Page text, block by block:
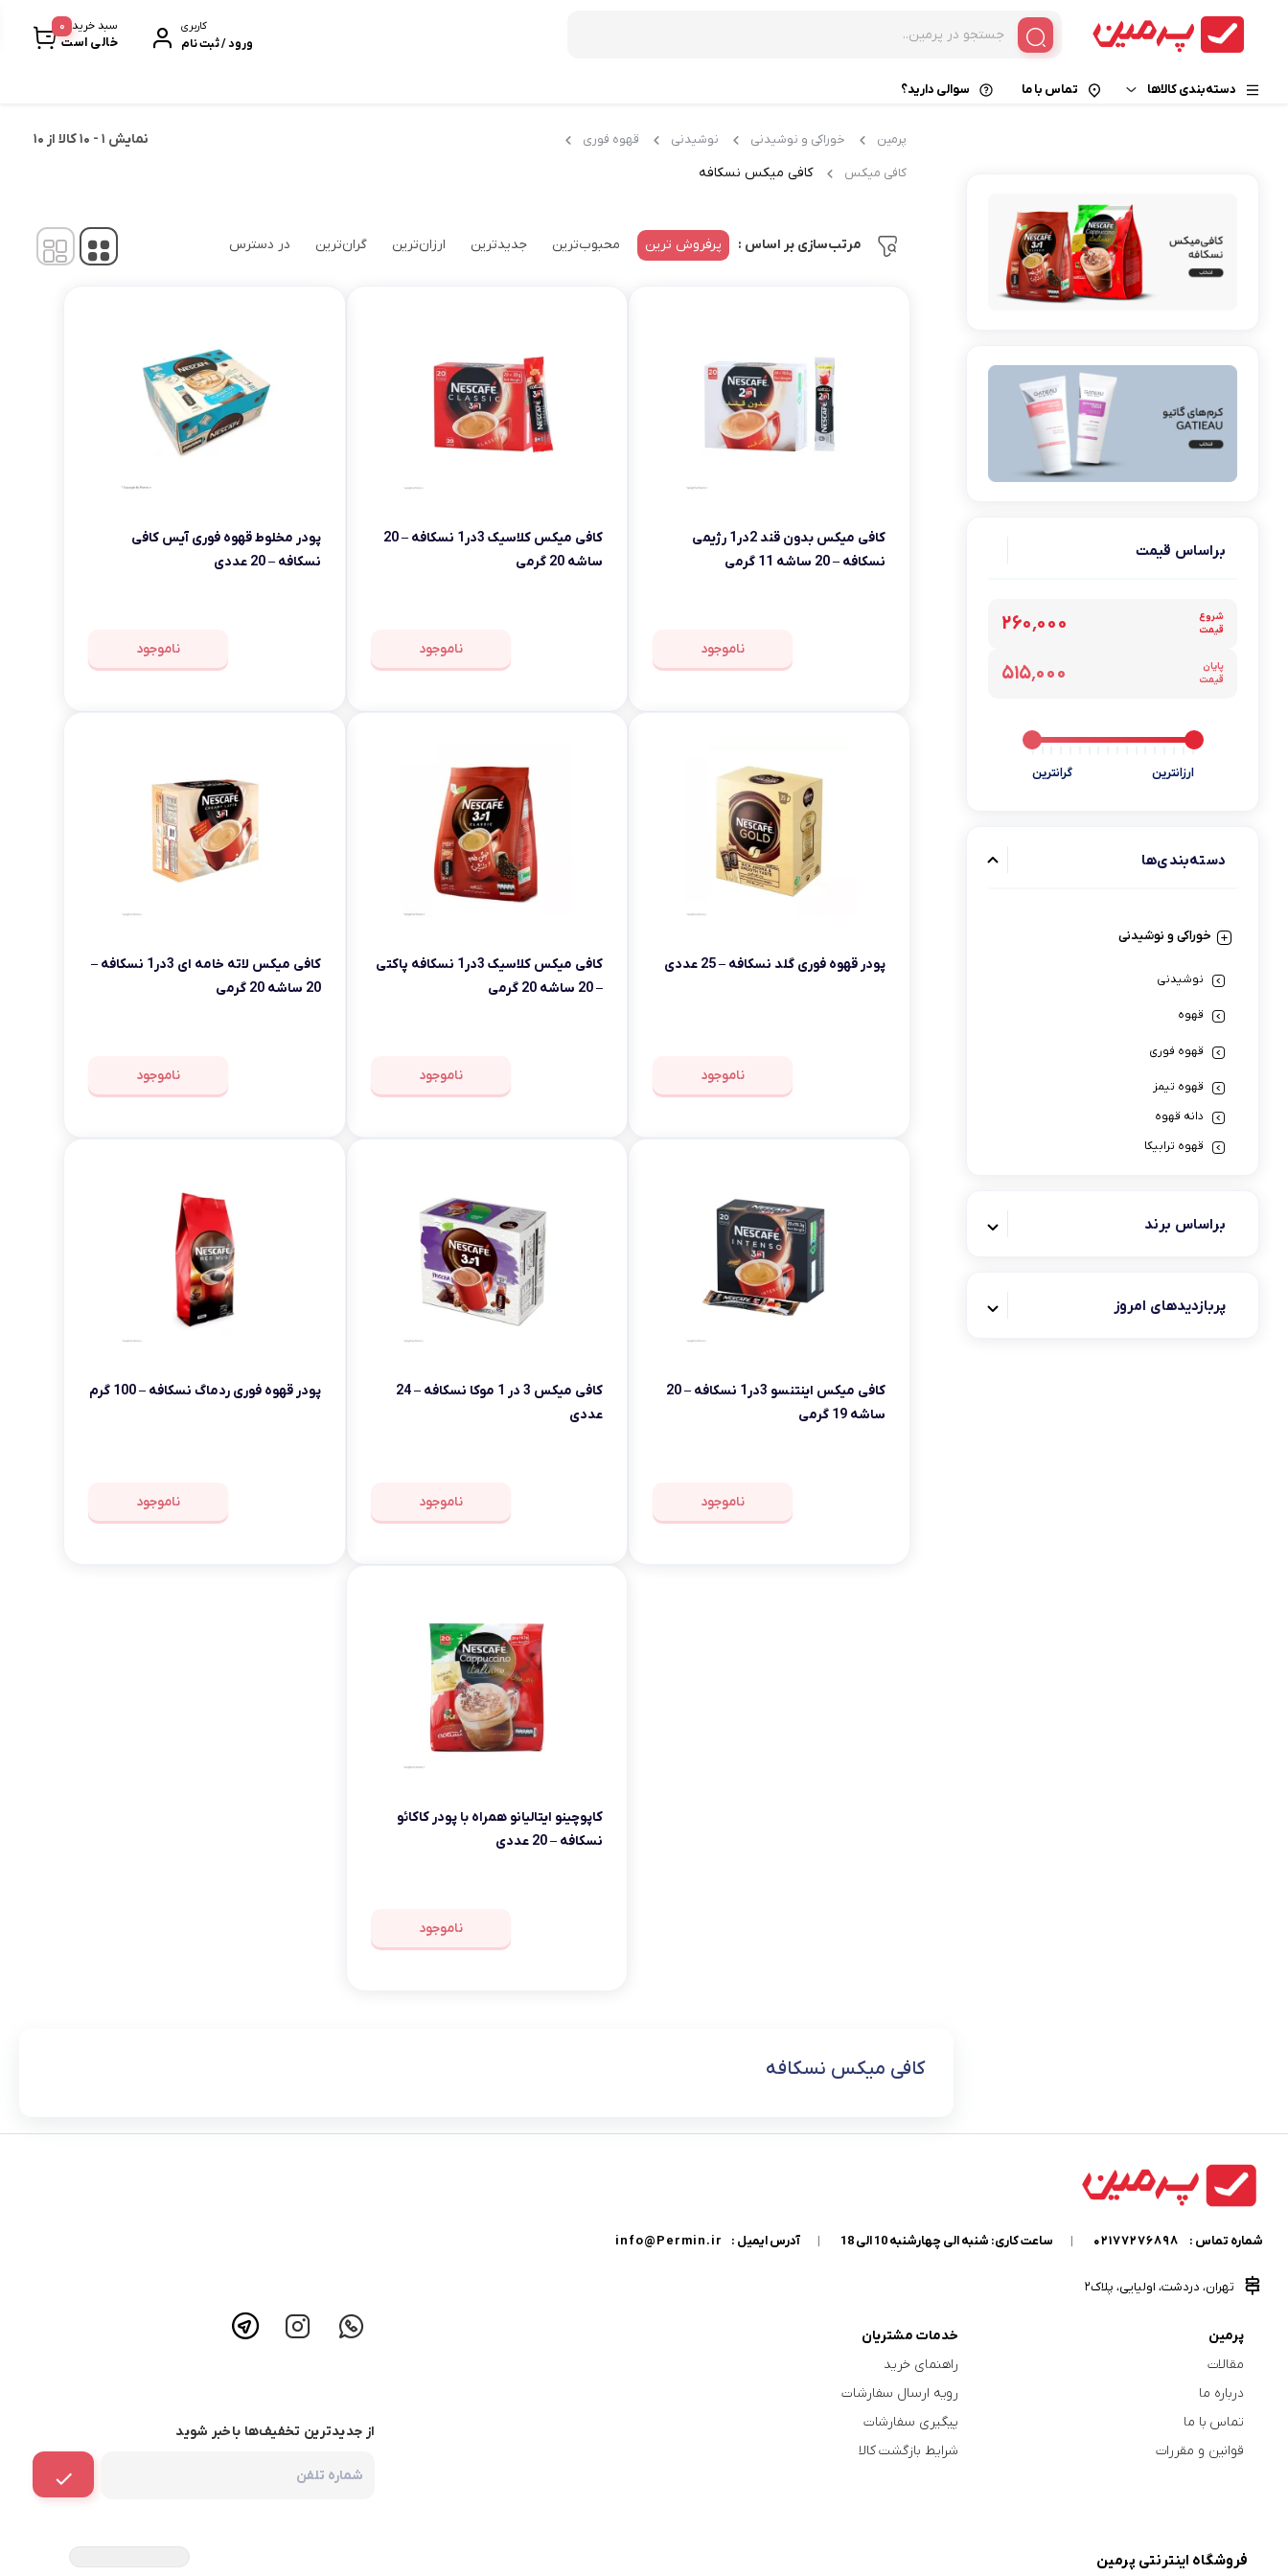
کاربری
ورود / ثبت نام
سبد خرید
خالی است
0
دسته‌بندی کالاها
دمنوش ستین
عسل
بیسکویت و ویفر
کالای دیجیتال
تماس با ما سوالی دارید؟
براساس قیمت
شروع
قیمت
۲۶۰٬۰۰۰
پایان
قیمت
۵۱۵٬۰۰۰
ارزانترین گرانترین
دسته‌بندی‌ها
خوراکی و نوشیدنی
نوشیدنی
قهوه
قهوه فوری
قهوه تیمز
دانه قهوه
قهوه ترابیکا
قهوه کوپا
براساس برند
پربازدیدهای امروز
پرمین خوراکی و نوشیدنی نوشیدنی قهوه فوری
کافی میکس کافی میکس نسکافه
نمایش 1
-
10کالا از 10
مرتب‌سازی بر اساس : پرفروش ترین محبوب‌ترین جدیدترین ارزان‌ترین گران‌ترین در دسترس
کافی میکس بدون قند 2در1 رژیمی
نسکافه – 20 ساشه 11 گرمی
ناموجود
کافی میکس کلاسیک 3در1 نسکافه – 20
ساشه 20 گرمی
ناموجود
پودر مخلوط قهوه فوری آیس کافی
نسکافه – 20 عددی
ناموجود
پودر قهوه فوری گلد نسکافه – 25 عددی
ناموجود
کافی میکس کلاسیک 3در1 نسکافه پاکتی
– 20 ساشه 20 گرمی
ناموجود
کافی میکس لاته خامه ای 3در1 نسکافه –
20 ساشه 20 گرمی
ناموجود
کافی میکس اینتنسو 3در1 نسکافه – 20
ساشه 19 گرمی
ناموجود
کافی میکس 3 در 1 موکا نسکافه – 24
عددی
ناموجود
پودر قهوه فوری ردماگ نسکافه – 100 گرم
ناموجود
کاپوچینو ایتالیانو همراه با پودر کاکائو
نسکافه – 20 عددی
ناموجود
کافی میکس نسکافه
شماره تماس : 02177276898
| ساعت کاری: شنبه الی چهارشنبه 10 الی 18 | آدرس ایمیل : info@Permin.ir
تهران، دردشت، اولیایی، پلاک2
پرمین
مقالات
درباره ما
تماس با ما
قوانین و مقررات
خدمات مشتریان
راهنمای خرید
رویه ارسال سفارشات
پیگیری سفارشات
شرایط بازگشت کالا
از جدیدترین تخفیف‌ها باخبر شوید
فروشگاه اینترنتی پرمین